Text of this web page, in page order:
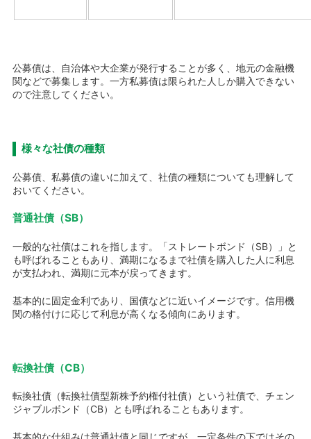
公募債は、自治体や大企業が発行することが多く、地元の金融機
関などで募集します。一方私募債は限られた人しか購入できない
ので注意してください。
様々な社債の種類
公募債、私募債の違いに加えて、社債の種類についても理解して
おいてください。
普通社債（SB）
一般的な社債はこれを指します。「ストレートボンド（SB）」と
も呼ばれることもあり、満期になるまで社債を購入した人に利息
が支払われ、満期に元本が戻ってきます。
基本的に固定金利であり、国債などに近いイメージです。信用機
関の格付けに応じて利息が高くなる傾向にあります。
転換社債（CB）
転換社債（転換社債型新株予約権付社債）という社債で、チェン
ジャブルボンド（CB）とも呼ばれることもあります。
基本的な仕組みは普通社債と同じですが、一定条件の下ではその